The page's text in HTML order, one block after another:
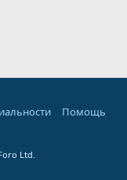
Помощь
Ltd.